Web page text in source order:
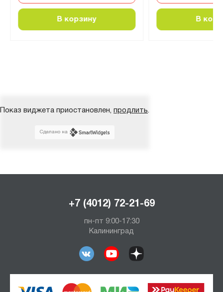
В корзину В
Показ виджета приостановлен, продлить.
Сделано на
+7 (4012) 72-21-69
пн-пт 9:00-17:30
Калининград